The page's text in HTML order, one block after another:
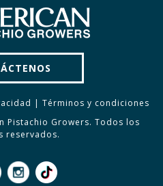
| Términos y condiciones
Pistachio Growers. Todos los
reservados.